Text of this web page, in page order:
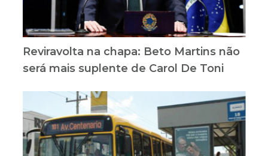
Reviravolta na chapa: Beto Martins não
será mais suplente de Carol De Toni